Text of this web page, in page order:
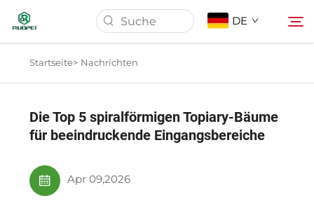
DE
Produkte
Über Uns
Startseite> Nachrichten
Die Top 5 spiralförmigen Topiary-Bäume
für beeindruckende Eingangsbereiche
Apr 09,2026